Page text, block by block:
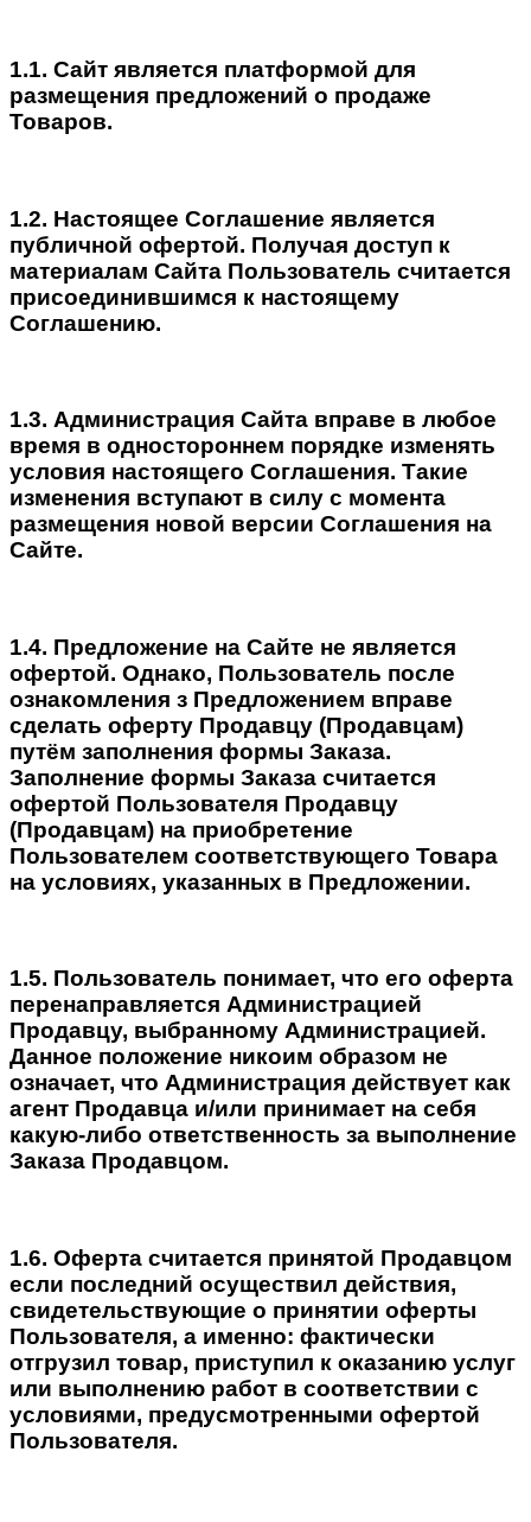
1.1. Сайт является платформой для
размещения предложений о продаже
Товаров.
1.2. Настоящее Соглашение является
публичной офертой. Получая доступ к
материалам Сайта Пользователь считается
присоединившимся к настоящему
Соглашению.
1.3. Администрация Сайта вправе в любое
время в одностороннем порядке изменять
условия настоящего Соглашения. Такие
изменения вступают в силу с момента
размещения новой версии Соглашения на
Сайте.
1.4. Предложение на Сайте не является
офертой. Однако, Пользователь после
ознакомления з Предложением вправе
сделать оферту Продавцу (Продавцам)
путём заполнения формы Заказа.
Заполнение формы Заказа считается
офертой Пользователя Продавцу
(Продавцам) на приобретение
Пользователем соответствующего Товара
на условиях, указанных в Предложении.
1.5. Пользователь понимает, что его оферта
перенаправляется Администрацией
Продавцу, выбранному Администрацией.
Данное положение никоим образом не
означает, что Администрация действует как
агент Продавца и/или принимает на себя
какую-либо ответственность за выполнение
Заказа Продавцом.
1.6. Оферта считается принятой Продавцом
если последний осуществил действия,
свидетельствующие о принятии оферты
Пользователя, а именно: фактически
отгрузил товар, приступил к оказанию услуг
или выполнению работ в соответствии с
условиями, предусмотренными офертой
Пользователя.